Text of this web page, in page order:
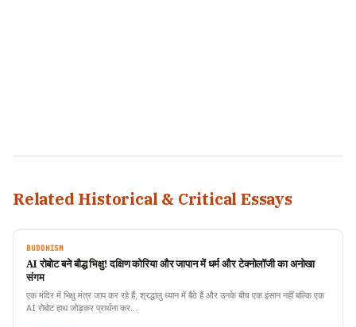
Related Historical & Critical Essays
BUDDHISM
AI रोबोट बने बौद्ध भिक्षु! दक्षिण कोरिया और जापान में धर्म और टेक्नोलॉजी का अनोखा
संगम
एक मंदिर में भिक्षु मंत्र जाप कर रहे हैं, श्रद्धालु ध्यान में बैठे हैं और उनके बीच एक इंसान नहीं बल्कि एक
AI रोबोट हाथ जोड़कर प्रार्थना कर…